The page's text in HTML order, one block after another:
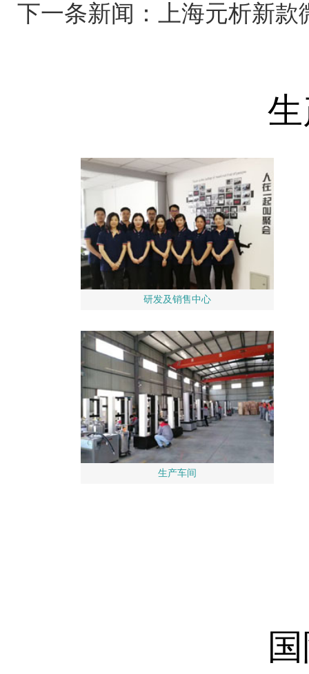
下一条新闻：
上海元析新
研发及销售中心
生产车间